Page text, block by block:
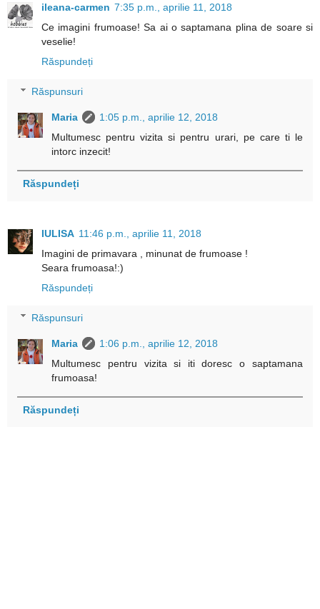
ileana-carmen 7:35 p.m., aprilie 11, 2018
Ce imagini frumoase! Sa ai o saptamana plina de soare si
veselie!
Răspundeți
Răspunsuri
Maria
1:05 p.m., aprilie 12, 2018
Multumesc pentru vizita si pentru urari, pe care ti le
intorc inzecit!
Răspundeți
IULISA 11:46 p.m., aprilie 11, 2018
Imagini de primavara , minunat de frumoase !
Seara frumoasa!:)
Răspundeți
Răspunsuri
Maria
1:06 p.m., aprilie 12, 2018
Multumesc pentru vizita si iti doresc o saptamana
frumoasa!
Răspundeți